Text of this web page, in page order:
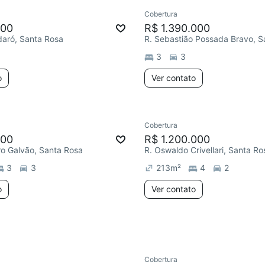
Santa Rosa
Chegou este mês
Cobertura
R$ 1.390.000
3 3
Ver contato
Galvão, Santa Rosa
3
3
Redecorar
Cobertura
R$ 1.200.000
R. Oswaldo Crivellari, Santa
213m² 4 2
Ver contato
Cobertura